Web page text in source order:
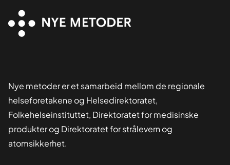
Nye metoder er et samarbeid mellom de regionale
helseforetakene og Helsedirektoratet,
Folkehelseinstituttet, Direktoratet for medisinske
produkter og Direktoratet for strålevern og
atomsikkerhet.